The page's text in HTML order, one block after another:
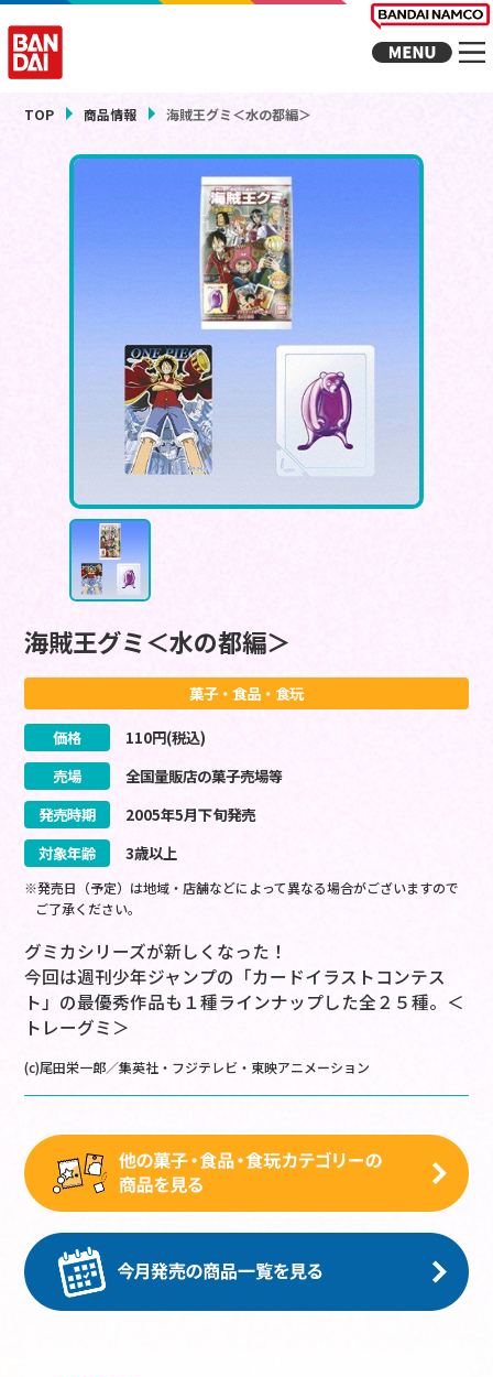
TOP 商品情報 海賊王グミ＜水の都編＞
海賊王グミ＜水の都編＞
菓子・食品・食玩
価格 110円(税込)
売場
全国量販店の菓子売場等
発売時期
2005年5月下旬発売
対象年齢
3歳以上
※発売日（予定）は地域・店舗などによって異なる場合がございますので
ご了承ください。
グミカシリーズが新しくなった！
今回は週刊少年ジャンプの「カードイラストコンテス
ト」の最優秀作品も１種ラインナップした全２５種。＜
トレーグミ＞
(c)尾田栄一郎／集英社・フジテレビ・東映アニメーション